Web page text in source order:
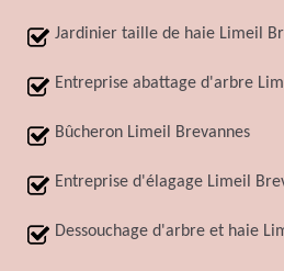
Jardinier taille de haie Limeil
Entreprise abattage d'arbre
Bûcheron Limeil Brevannes
Entreprise d'élagage Limeil
Dessouchage d'arbre et haie